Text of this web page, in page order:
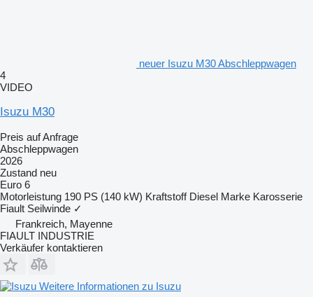
neuer Isuzu M30 Abschleppwagen
4
VIDEO
Isuzu M30
Preis auf Anfrage
Abschleppwagen
2026
Zustand neu
Euro 6
Motorleistung 190 PS (140 kW) Kraftstoff Diesel Marke Karosserie
Fiault Seilwinde ✓
Frankreich, Mayenne
FIAULT INDUSTRIE
Verkäufer kontaktieren
Weitere Informationen zu Isuzu